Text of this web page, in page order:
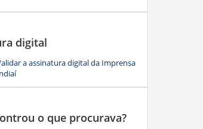
digital
a assinatura digital da Imprensa
o que procurava?